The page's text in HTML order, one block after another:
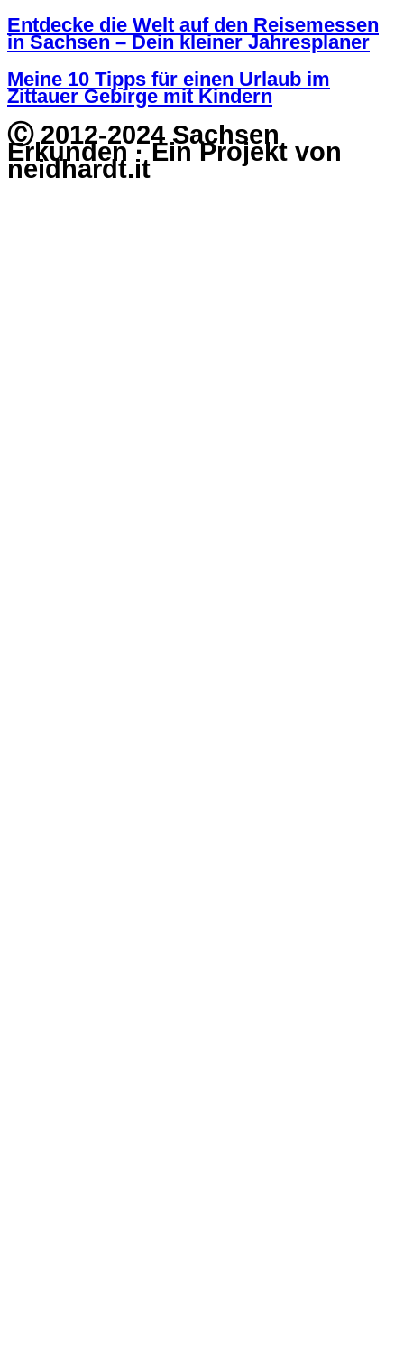
Entdecke die Welt auf den Reisemessen
in Sachsen – Dein kleiner Jahresplaner
Meine 10 Tipps für einen Urlaub im
Zittauer Gebirge mit Kindern
Ⓒ 2012-2024 Sachsen
Erkunden · Ein Projekt von
neidhardt.it